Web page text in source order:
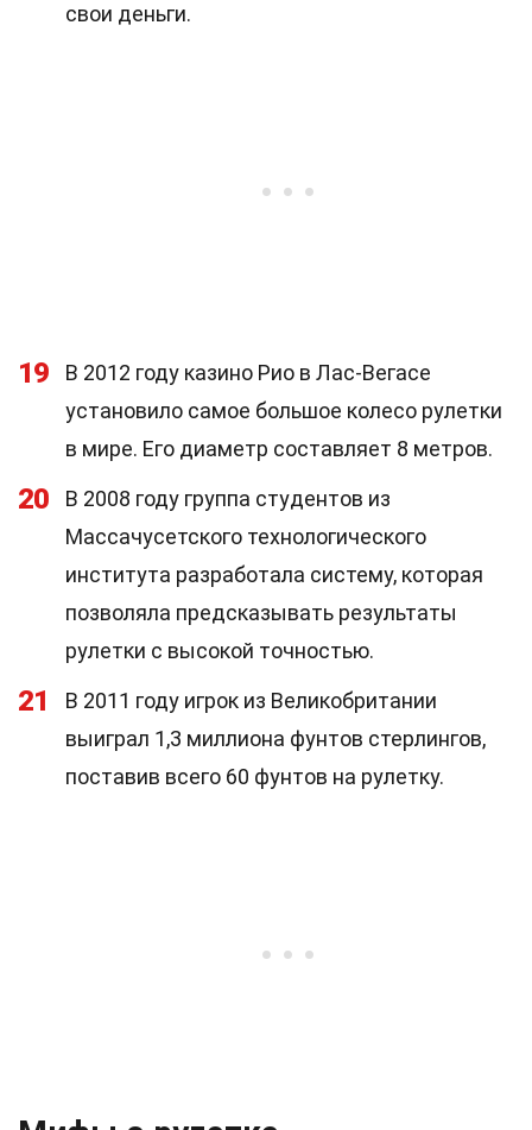
свои деньги.
19
В 2012 году казино Рио в Лас-Вегасе
установило самое большое колесо рулетки
в мире. Его диаметр составляет 8 метров.
20
В 2008 году группа студентов из
Массачусетского технологического
института разработала систему, которая
позволяла предсказывать результаты
рулетки с высокой точностью.
21
В 2011 году игрок из Великобритании
выиграл 1,3 миллиона фунтов стерлингов,
поставив всего 60 фунтов на рулетку.